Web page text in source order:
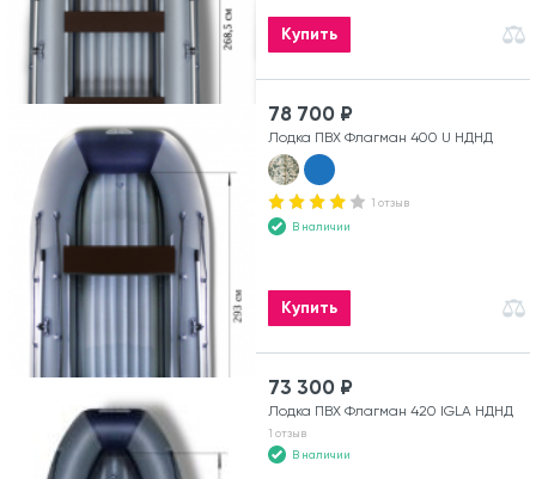
Купить
78 700 ₽
Лодка ПВХ Флагман 400 U НДНД
1 отзыв
В наличии
Купить
73 300 ₽
Лодка ПВХ Флагман 420 IGLA НДНД
1 отзыв
В наличии